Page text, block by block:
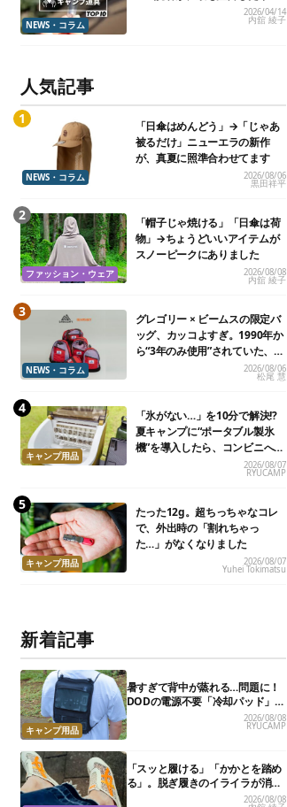
NEWS・コラム
ンプ道具TOP10
2026/04/14
内舘 綾子
人気記事
NEWS・コラム
「日傘はめんどう」→「じゃあ
被るだけ」ニューエラの新作
が、真夏に照準合わせてます
2026/08/06
黒田祥平
ファッション・ウェア
「帽子じゃ焼ける」「日傘は荷
物」→ちょうどいいアイテムが
スノーピークにありました
2026/08/08
内舘 綾子
NEWS・コラム
グレゴリー × ビームスの限定バ
ッグ、カッコよすぎ。1990年か
ら“3年のみ使用”されていた、紫
2026/08/06
松尾 慧
キャンプ用品
「氷がない…」を10分で解決!?
夏キャンプに“ポータブル製氷
機”を導入したら、コンビニへ走
2026/08/07
RYUCAMP
キャンプ用品
たった12g。超ちっちゃなコレ
で、外出時の「割れちゃっ
た…」がなくなりました
2026/08/07
Yuhei Tokimatsu
新着記事
キャンプ用品
暑すぎて背中が蒸れる…問題に！
DODの電源不要「冷却パッド」を
試したら、夏の移動がラクになっ
た
2026/08/08
RYUCAMP
「スッと履ける」「かかとを踏め
る」。脱ぎ履きのイライラが消え
る快適“スニーカーサンダル”6選
2026/08/08